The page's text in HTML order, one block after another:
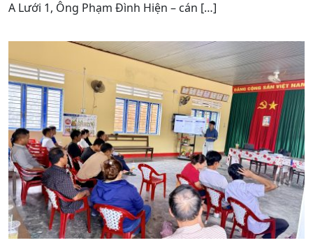
A Lưới 1, Ông Phạm Đình Hiện – cán […]